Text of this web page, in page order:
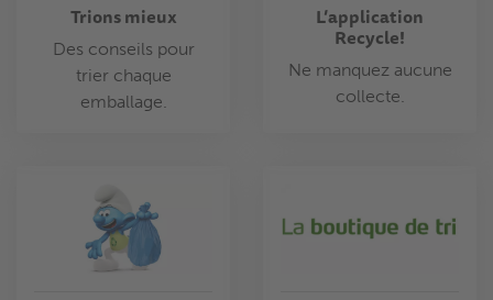
Trions mieux
Des conseils pour
trier chaque
emballage.
L’application
Recycle!
Ne manquez aucune
collecte.